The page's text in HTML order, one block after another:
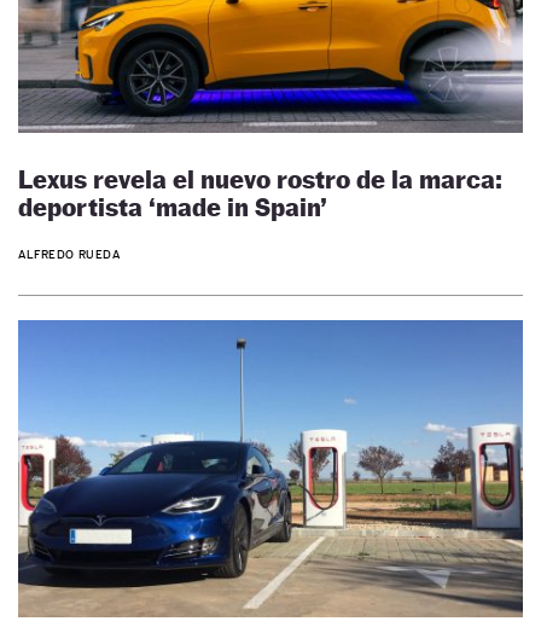
Lexus revela el nuevo rostro de la marca:
deportista ‘made in Spain’
ALFREDO RUEDA